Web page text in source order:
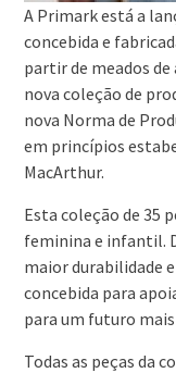
A Primark está a
concebida e
partir de meados
nova coleção de
nova Norma de
em princípios
MacArthur.
Esta coleção de 35
feminina e infantil.
maior durabilidade
concebida para
para um futuro
Todas as peças da